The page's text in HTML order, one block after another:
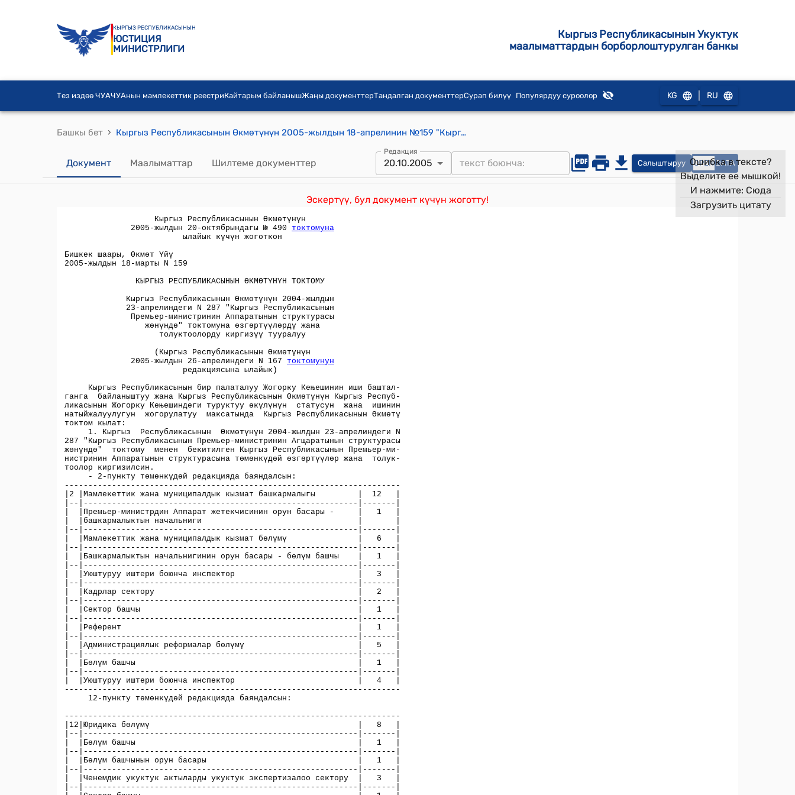
КЫРГЫЗ РЕСПУБЛИКАСЫНЫН
ЮСТИЦИЯ
МИНИСТРЛИГИ
Кыргыз Республикасынын Укуктук
маалыматтардын борборлоштурулган банкы
Тез издөө ЧУАЧУАнын мамлекеттик реестриКайтарым байланышЖаңы документтерТандалган документтерСурап билүү Популярдуу суроолор KG RU
Башкы бет › Кыргыз Республикасынын Өкмөтүнүн 2005-жылдын 18-апрелинин №159 "Кыргыз Республикасынын Өкмөтүнүн 2004-жылдын 23-апрелиндеги № 287 "Кыргыз Республикасынын Премьер-министринин Аппаратынын структурасы жөнүндө" токтомуна өзгөртүүлөрдү жана толуктоолорду киргизүү тууралуу" токтому
Документ Маалыматтар Шилтеме документтер
Редакция
20.10.2005 Салыштыруу OPEN DATA
Эскертүү, бул документ күчүн жоготту!
Ошибка в тексте?
Выделите ее мышкой!
И нажмите: Сюда
Загрузить цитату